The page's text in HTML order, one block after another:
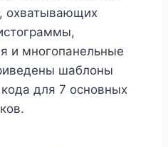
охватывающих
и многопанельные
шаблоны
для 7 основных